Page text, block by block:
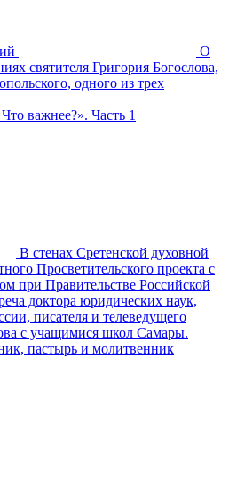
О
святителя Григория Богослова,
одного из трех
важнее?». Часть 1
В стенах Сретенской духовной
Просветительского проекта с
при Правительстве Российской
доктора юридических наук,
писателя и телеведущего
с учащимися школ Самары.
пастырь и молитвенник